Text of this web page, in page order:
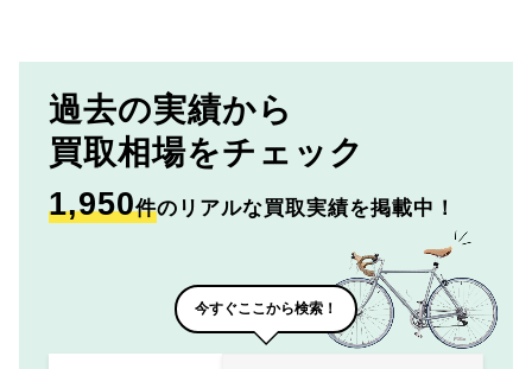
過去の実績から
買取相場をチェック
1,950件のリアルな買取実績を掲載中！
今すぐここから検索！